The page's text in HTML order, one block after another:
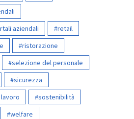
aziendali
retail
ristorazione
selezione del personale
sicurezza
sostenibilità
welfare